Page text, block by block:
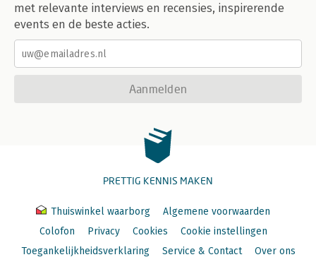
met relevante interviews en recensies, inspirerende
events en de beste acties.
Aanmelden
PRETTIG KENNIS MAKEN
Thuiswinkel waarborg
Algemene voorwaarden
Colofon
Privacy Cookies
Cookie instellingen
Toegankelijkheidsverklaring
Service & Contact Over ons